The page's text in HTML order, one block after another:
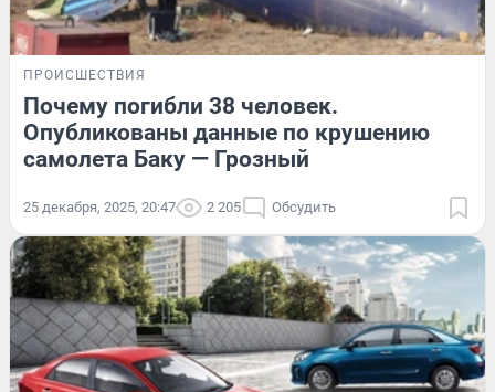
ПРОИСШЕСТВИЯ
Почему погибли 38 человек.
Опубликованы данные по крушению
самолета Баку — Грозный
25 декабря, 2025, 20:47 2 205 Обсудить